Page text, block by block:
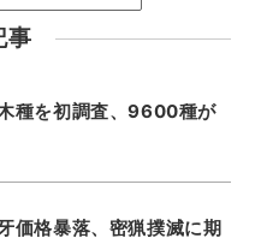
事
種を初調査、9600種が
価格暴落、密猟撲滅に期